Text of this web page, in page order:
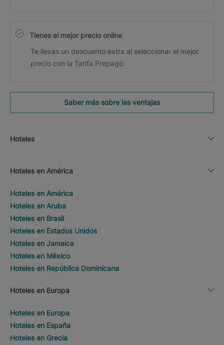
Tienes el mejor precio online
Te llevas un descuento extra al seleccionar el mejor
precio con la Tarifa Prepago
Saber más sobre las ventajas
Hoteles
Hoteles en América
Hoteles en América
Hoteles en Aruba
Hoteles en Brasil
Hoteles en Estados Unidos
Hoteles en Jamaica
Hoteles en México
Hoteles en República Dominicana
Hoteles en Europa
Hoteles en Europa
Hoteles en España
Hoteles en Grecia